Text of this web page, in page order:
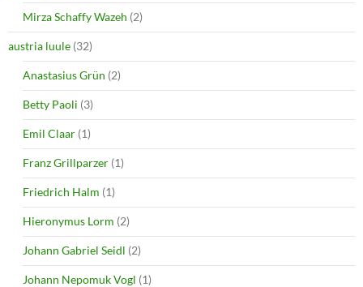
w
i
n
d
o
)
w
w
i
n
d
w
)
Mirza Schaffy Wazeh (2)
austria luule (32)
Anastasius Grün (2)
Betty Paoli (3)
Emil Claar (1)
Franz Grillparzer (1)
Friedrich Halm (1)
Hieronymus Lorm (2)
Johann Gabriel Seidl (2)
Johann Nepomuk Vogl (1)